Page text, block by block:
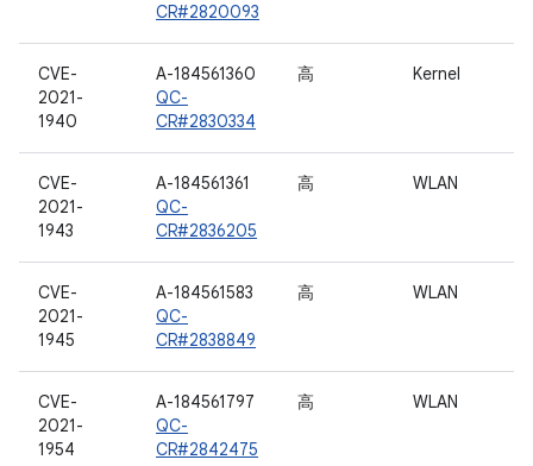
CR#2820093
CVE-
2021-
1940
A-184561360
QC-
CR#2830334
高 Kernel
CVE-
2021-
1943
A-184561361
QC-
CR#2836205
高 WLAN
CVE-
2021-
1945
A-184561583
QC-
CR#2838849
高 WLAN
CVE-
2021-
1954
A-184561797
QC-
CR#2842475
高 WLAN